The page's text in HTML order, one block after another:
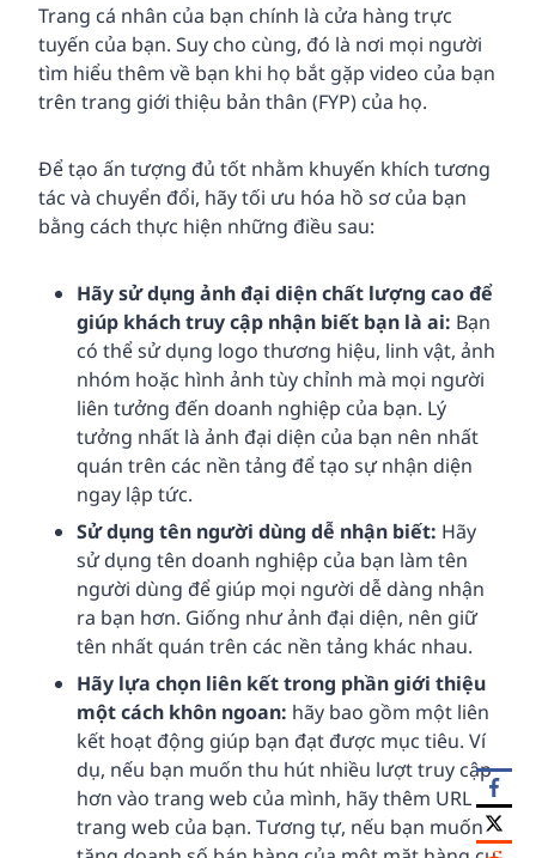
Trang cá nhân của bạn chính là cửa hàng trực
tuyến của bạn. Suy cho cùng, đó là nơi mọi người
tìm hiểu thêm về bạn khi họ bắt gặp video của bạn
trên trang giới thiệu bản thân (FYP) của họ.
Để tạo ấn tượng đủ tốt nhằm khuyến khích tương
tác và chuyển đổi, hãy tối ưu hóa hồ sơ của bạn
bằng cách thực hiện những điều sau:
Hãy sử dụng ảnh đại diện chất lượng cao để
giúp khách truy cập nhận biết bạn là ai: Bạn
có thể sử dụng logo thương hiệu, linh vật, ảnh
nhóm hoặc hình ảnh tùy chỉnh mà mọi người
liên tưởng đến doanh nghiệp của bạn. Lý
tưởng nhất là ảnh đại diện của bạn nên nhất
quán trên các nền tảng để tạo sự nhận diện
ngay lập tức.
Sử dụng tên người dùng dễ nhận biết: Hãy
sử dụng tên doanh nghiệp của bạn làm tên
người dùng để giúp mọi người dễ dàng nhận
ra bạn hơn. Giống như ảnh đại diện, nên giữ
tên nhất quán trên các nền tảng khác nhau.
Hãy lựa chọn liên kết trong phần giới thiệu
một cách khôn ngoan: hãy bao gồm một liên
kết hoạt động giúp bạn đạt được mục tiêu. Ví
dụ, nếu bạn muốn thu hút nhiều lượt truy cập
hơn vào trang web của mình, hãy thêm URL
trang web của bạn. Tương tự, nếu bạn muốn